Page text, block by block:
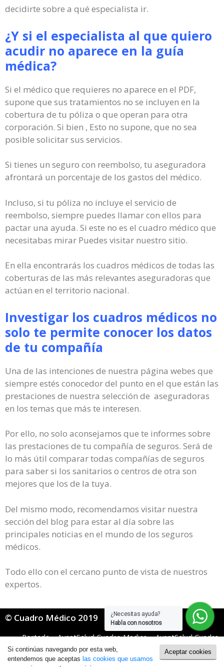
¿Necesitas ayuda?
Habla con nosotros
decidirte sobre a qué especialista ir.
¿Y si el especialista al que quiero
acudir no aparece en la guía
médica?
Si el médico que requieres no aparece en el PDF,
supone que sus tratamientos no se incluyen en la
cobertura de tu póliza o que operan para otra
corporación. Si bien , Esto no supone, que no sea
posible solicitar sus servicios.
Si tienes un seguro con reembolso, tu aseguradora
afrontará un porcentaje de los gastos del médico.
Incluso, si tu póliza no incluye el servicio de
reembolso, siempre puedes llamar con ellos para
pactar una ayuda. Si este no es el cuadro médico que
necesitabas mirar Puedes visitar nuestro sitio.
En ella encontrarás los cuadros médicos de todas las
coberturas de las más relevantes aseguradoras que
actúan en el territorio nacional.
Investigar los cuadros médicos no
solo te permite conocer los datos
de tu compañía
Una de las intenciones de nuestra página webes que
siempre estés conocedor del punto en el que están las
prestaciones de nuestra selección de aseguradoras
en los temas que más te interesen.
Por ello, no solo aconsejamos que te informes sobre
las prestaciones de tu compañía de seguros. Será de
lo más útil comparar todas compañías de seguros
para saber si los sanitarios o centros de otra son
mejores que los de la tuya.
Del mismo modo, recomendamos visitar nuestra
sección del blog para estar al día sobre las
principales noticias en el mundo de los seguros
médicos.
Todo ello con el cercano punto de vista de nuestros
expertos.
© Cuadro Médico 2019
Portada»AvantSalud Cuadro Medico»AvantSalud Cuadro
Medico General»Avantsalud Cuadro Medico León
Política de Cookies|Política de Privacidad
Aceptar cookies
Si continúas navegando por esta web,
entendemos que aceptas las cookies que usamos